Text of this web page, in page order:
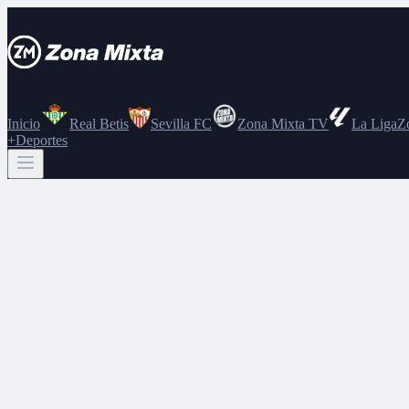
Inicio Real Betis Sevilla FC Zona Mixta TV La Liga
+Deportes